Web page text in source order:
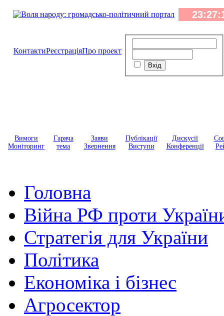
КонтактиРеєстраціяПро проект
Вимоги
Моніторинг
Гаряча
тема
Заяви
Звернення
Публікації
Виступи
Дискусії
Конференції
Головна
Війна РФ проти
Стратегія для України
Політика
Економіка і бізнес
Агросектор